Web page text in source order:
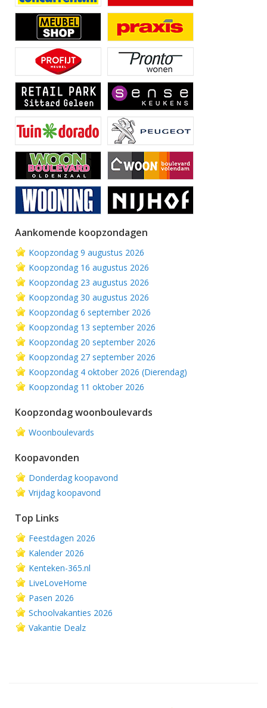
Aankomende koopzondagen
Koopzondag 9 augustus 2026
Koopzondag 16 augustus 2026
Koopzondag 23 augustus 2026
Koopzondag 30 augustus 2026
Koopzondag 6 september 2026
Koopzondag 13 september 2026
Koopzondag 20 september 2026
Koopzondag 27 september 2026
Koopzondag 4 oktober 2026 (Dierendag)
Koopzondag 11 oktober 2026
Koopzondag woonboulevards
Woonboulevards
Koopavonden
Donderdag koopavond
Vrijdag koopavond
Top Links
Feestdagen 2026
Kalender 2026
Kenteken-365.nl
LiveLoveHome
Pasen 2026
Schoolvakanties 2026
Vakantie Dealz